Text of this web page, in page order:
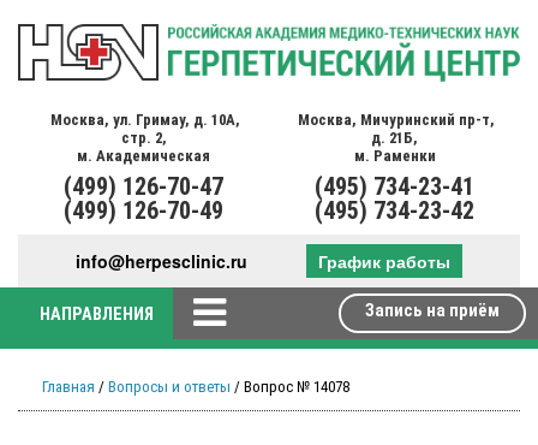
Москва, ул. Гримау, д. 10А,
стр. 2,
м. Академическая
(499) 126-70-47
(499) 126-70-49
Москва, Мичуринский пр-т,
д. 21Б,
м. Раменки
(495) 734-23-41
(495) 734-23-42
info@herpesclinic.ru График работы
НАПРАВЛЕНИЯ Запись на приём
Главная / Вопросы и ответы / Вопрос № 14078